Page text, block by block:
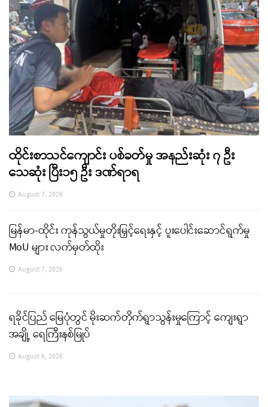
ထိုင်းစာသင်ကျောင်း ပစ်ခတ်မှု အနည်းဆုံး ၇ ဦး
သေဆုံး ပြီး၁၅ ဦး ဒဏ်ရာရ
August 7, 2026
မြန်မာ-ထိုင်း ကုန်သွယ်မှုတိုးမြှင့်ရေးနှင့် ပူးပေါင်းဆောင်ရွက်မှု
MoU များ လက်မှတ်ထိုး
August 7, 2026
ရခိုင်ပြည် မြေပုံတွင် မိုးဆက်တိုက်ရွာသွန်းမှုကြောင့် ကျေးရွာ
အချို့ ရေကြီးနစ်မြုပ်
August 6, 2026